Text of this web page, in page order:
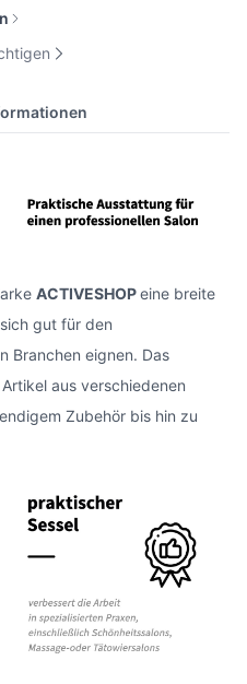
ACTIVESHOPeine breite
gut für den
Branchen eignen. Das
aus verschiedenen
Zubehör bis hin zu